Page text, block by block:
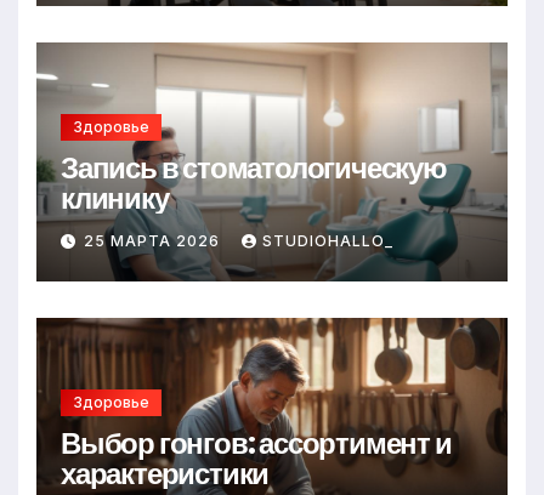
Здоровье
Запись в стоматологическую
клинику
25 МАРТА 2026 STUDIOHALLO_
Здоровье
Выбор гонгов: ассортимент и
характеристики